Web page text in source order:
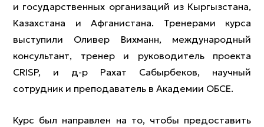
и государственных организаций из Кыргызстана,
Казахстана и Афганистана. Тренерами курса
выступили Оливер Вихманн, международный
консультант, тренер и руководитель проекта
CRISP, и д-р Рахат Сабырбеков, научный
сотрудник и преподаватель в Академии ОБСЕ.
Курс был направлен на то, чтобы предоставить